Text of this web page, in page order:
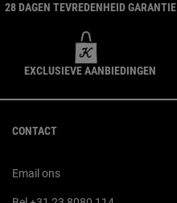
28 DAGEN TEVREDENHEID GARANTIE
EXCLUSIEVE AANBIEDINGEN
CONTACT
Email ons